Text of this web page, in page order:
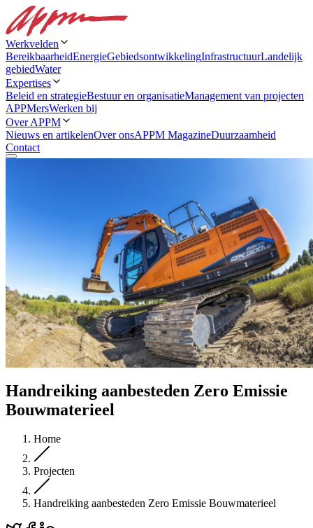
Werkvelden
BereikbaarheidEnergieGebiedsontwikkelingInfrastructuurLandelijk
gebiedWater
Expertises
Beleid en strategieBestuur en organisatieManagement van projecten
APPMersWerken bij
Over APPM
Nieuws en artikelenOver onsAPPM MagazineDuurzaamheid
Contact
Handreiking aanbesteden Zero Emissie
Bouwmaterieel
Home
Projecten
Handreiking aanbesteden Zero Emissie Bouwmaterieel